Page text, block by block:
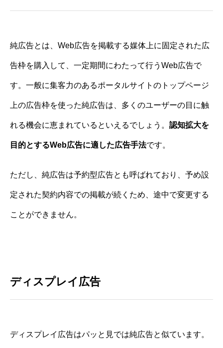
純広告とは、Web広告を掲載する媒体上に固定された広
告枠を購入して、一定期間にわたって行うWeb広告で
す。一般に集客力のあるポータルサイトのトップページ
上の広告枠を使った純広告は、多くのユーザーの目に触
れる機会に恵まれているといえるでしょう。 認知拡大を
目的とするWeb広告に適した広告手法です。
ただし、純広告は予約型広告とも呼ばれており、予め設
定された契約内容での掲載が続くため、途中で変更する
ことができません。
ディスプレイ広告
ディスプレイ広告はパッと見では純広告と似ています。